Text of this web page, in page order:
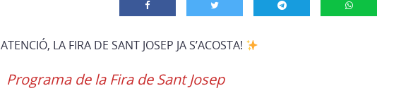
ATENCIÓ, LA FIRA DE SANT JOSEP JA S’ACOSTA!
Programa de la Fira de Sant Josep